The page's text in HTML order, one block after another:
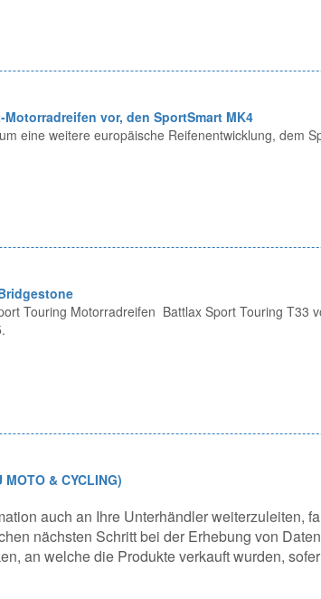
vor, den SportSmart MK4
eine weitere europäische Reifenentwicklung, dem
Touring Motorradreifen Battlax Sport Touring T33
MOTO & CYCLING)
auch an Ihre Unterhändler weiterzuleiten,
nächsten Schritt bei der Erhebung von
an welche die Produkte verkauft wurden,